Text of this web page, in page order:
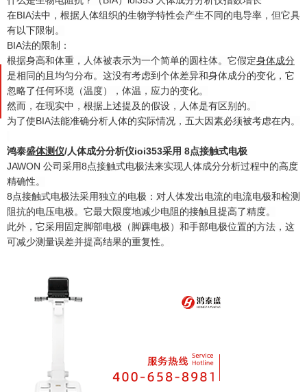
在BIA法中，根据人体组织的生物学特性会产生不同的电导率，但它具
有以下限制。
BIA法的限制：
根据身高和体重，人体被表示为一个简单的圆柱体。它假定身体成分
是相同的且均匀分布。这没有考虑到个体差异和身体成分的变化，它
忽略了任何环境（温度），体温，应力的变化。
然而，在现实中，根据上述提及的假设，人体是有区别的。
为了使BIA法能准确分析人体的实际情况，五大因素必须被考虑在内。
鸿泰盛体测仪/人体成分分析仪ioi353采用 8点接触式电极
JAWON 公司采用8点接触式电极法来实现人体成分分析过程中的高度
精确性。
8点接触式电极法采用独立的电极：对人体发出电流的电流电极和检测
阻抗的电压电极。它最大限度地减少电阻的接触且提高了精度。
此外，它采用固定脚部电极（脚踝电极）和手部电极位置的方法，这
可减少测量误差并提高结果的重复性。